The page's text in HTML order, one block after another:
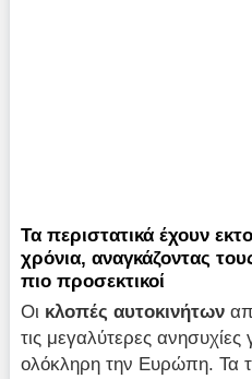
Τα περιστατικά έχουν
χρόνια, αναγκάζοντας
πιο προσεκτικοί
Οι κλοπές αυτοκινήτων
τις μεγαλύτερες ανησυχίες
ολόκληρη την Ευρώπη. Τα